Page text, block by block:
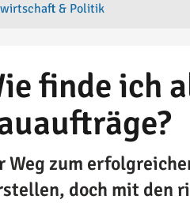
& Politik
finde ich
Weg zum
doch mit den